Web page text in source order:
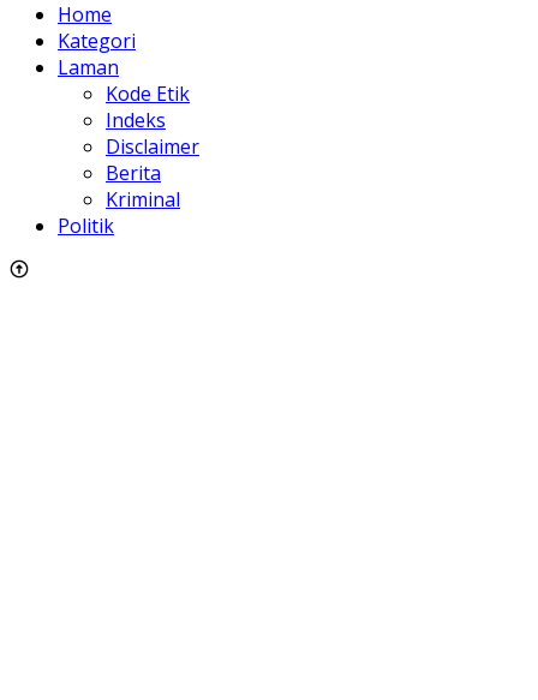
Home
Kategori
Laman
Kode Etik
Indeks
Disclaimer
Berita
Kriminal
Politik